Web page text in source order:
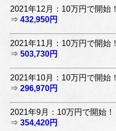
2021年12月：10万円で開始！
⇒ 432,950円
2021年11月：10万円で開始！
⇒ 503,730円
2021年10月：10万円で開始！
⇒ 296,970円
2021年9月：10万円で開始！
⇒ 354,420円